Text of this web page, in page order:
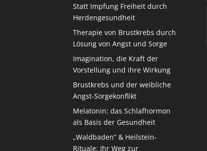
Statt Impfung Freiheit durch
Herdengesundheit
Therapie von Brustkrebs durch
Lösung von Angst und Sorge
Imagination, die Kraft der
Vorstellung und ihre Wirkung
Brustkrebs und der weibliche
Angst-Sorgekonflikt
Melatonin: das Schlafhormon
als Basis der Gesundheit
„Waldbaden“ & Heilstein-
Rituale: Ihr Weg zur